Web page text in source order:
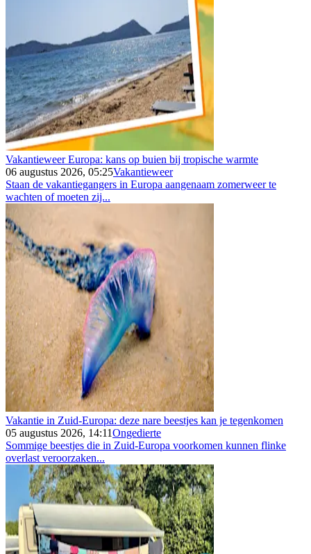
Vakantieweer Europa: kans op buien bij tropische warmte
06 augustus 2026, 05:25Vakantieweer
Staan de vakantiegangers in Europa aangenaam zomerweer te
wachten of moeten zij...
Vakantie in Zuid-Europa: deze nare beestjes kan je tegenkomen
05 augustus 2026, 14:11Ongedierte
Sommige beestjes die in Zuid-Europa voorkomen kunnen flinke
overlast veroorzaken...